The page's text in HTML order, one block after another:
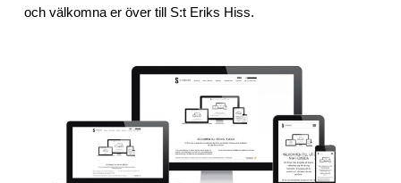
och välkomna er över till S:t Eriks Hiss.